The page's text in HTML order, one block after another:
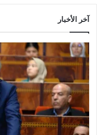
آخر الأخبار